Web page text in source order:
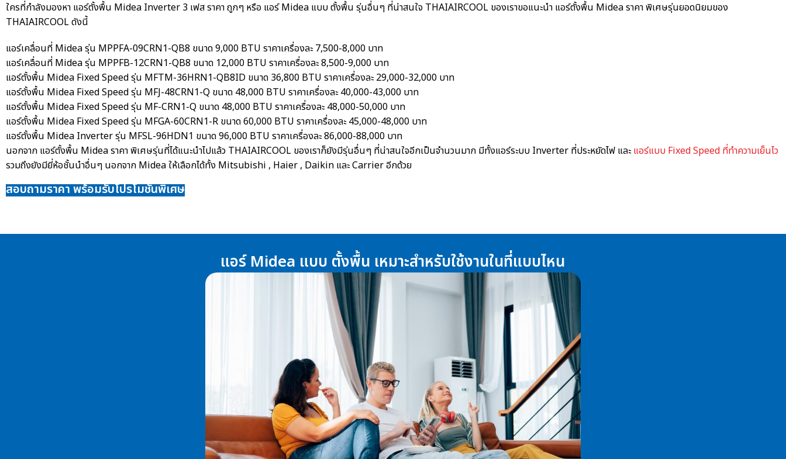
ใครที่กำลังมองหา แอร์ตั้งพื้น Midea Inverter 3 เฟส ราคาถูกๆ หรือ แอร์ Midea แบบ ตั้งพื้น รุ่นอื่นๆ ที่น่าสนใจ THAIAIRCOOL ของเราขอแนะนำ แอร์ตั้งพื้น Midea ราคาพิเศษรุ่นยอดนิยมของ
THAIAIRCOOL ดังนี้
แอร์เคลื่อนที่ Midea รุ่น MPPFA-09CRN1-QB8 ขนาด 9,000 BTU ราคาเครื่องละ 7,500-8,000 บาท
แอร์เคลื่อนที่ Midea รุ่น MPPFB-12CRN1-QB8 ขนาด 12,000 BTU ราคาเครื่องละ 8,500-9,000 บาท
แอร์ตั้งพื้น Midea Fixed Speed รุ่น MFTM-36HRN1-QB8ID ขนาด 36,800 BTU ราคาเครื่องละ 29,000-32,000 บาท
แอร์ตั้งพื้น Midea Fixed Speed รุ่น MFJ-48CRN1-Q ขนาด 48,000 BTU ราคาเครื่องละ 40,000-43,000 บาท
แอร์ตั้งพื้น Midea Fixed Speed รุ่น MF-CRN1-Q ขนาด 48,000 BTU ราคาเครื่องละ 48,000-50,000 บาท
แอร์ตั้งพื้น Midea Fixed Speed รุ่น MFGA-60CRN1-R ขนาด 60,000 BTU ราคาเครื่องละ 45,000-48,000 บาท
แอร์ตั้งพื้น Midea Inverter รุ่น MFSL-96HDN1 ขนาด 96,000 BTU ราคาเครื่องละ 86,000-88,000 บาท
นอกจาก แอร์ตั้งพื้น Midea ราคาพิเศษรุ่นที่ได้แนะนำไปแล้ว THAIAIRCOOL ของเราก็ยังมีรุ่นอื่นๆ ที่น่าสนใจอีกเป็นจำนวนมาก มีทั้งแอร์ระบบ Inverter ที่ประหยัดไฟ และแอร์แบบ Fixed Speed ที่ทำความเย็นไว
รวมถึงยังมียี่ห้อชั้นนำอื่นๆ นอกจาก Midea ให้เลือกได้ทั้ง Mitsubishi , Haier , Daikin และ Carrier อีกด้วย
สอบถามราคา พร้อมรับโปรโมชั่นพิเศษ
แอร์ Midea แบบ ตั้งพื้น เหมาะสำหรับใช้งานในที่แบบไหน